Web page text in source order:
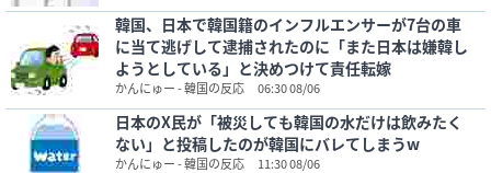
韓国、日本で韓国籍のインフルエンサーが7台の車
に当て逃げして逮捕されたのに「また日本は嫌韓し
ようとしている」と決めつけて責任転嫁
かんにゅー - 韓国の反応 06:30 08/06
日本のX民が「被災しても韓国の水だけは飲みたく
ない」と投稿したのが韓国にバレてしまうw
かんにゅー - 韓国の反応 11:30 08/06